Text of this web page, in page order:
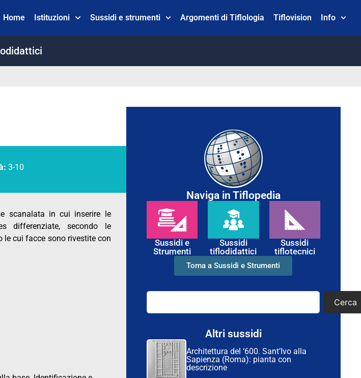
Home Istituzioni Sussidi e strumenti Argomenti di Tiflologia Tiflovision Info
3-10
scanalata in cui inserire le
differenziate, secondo le
le cui facce sono rivestite con
Naviga in Tiflopedia
Sussidi e
Strumenti
Sussidi
tiflodidattici
Sussidi
tiflotecnici
Torna a Sussidi e Strumenti
Cerca
Altri sussidi
Architettura del ‘600. Sant’Ivo alla
Sapienza (Roma): pianta con
descrizione